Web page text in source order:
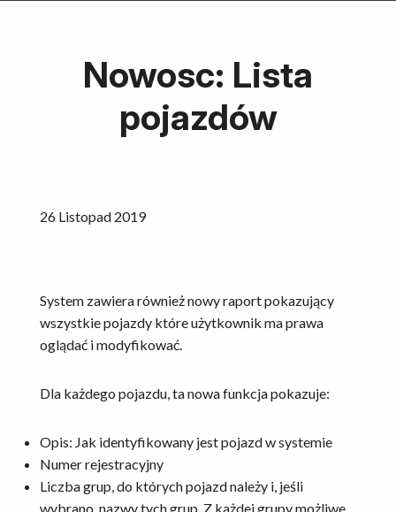
Nowosc: Lista
pojazdów
26 Listopad 2019
System zawiera również nowy raport pokazujący
wszystkie pojazdy które użytkownik ma prawa
oglądać i modyfikować.
Dla każdego pojazdu, ta nowa funkcja pokazuje:
Opis: Jak identyfikowany jest pojazd w systemie
Numer rejestracyjny
Liczba grup, do których pojazd należy i, jeśli
wybrano, nazwy tych grup. Z każdej grupy możliwe